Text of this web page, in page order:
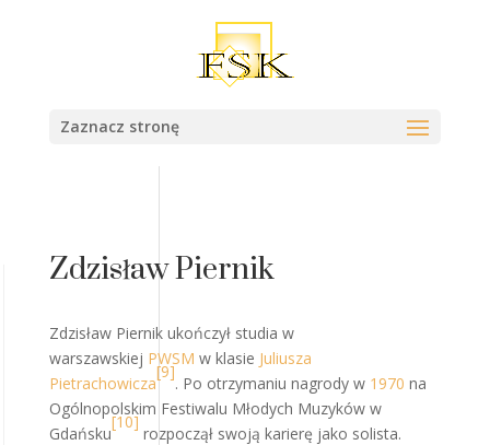
Zaznacz stronę
Zdzisław Piernik
Zdzisław Piernik ukończył studia w
warszawskiej PWSM w klasie Juliusza
Pietrachowicza
[9]
. Po otrzymaniu nagrody w 1970 na
Ogólnopolskim Festiwalu Młodych Muzyków w
Gdańsku
[10]
rozpoczął swoją karierę jako solista.